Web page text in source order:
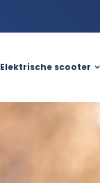
Elektrische scooter